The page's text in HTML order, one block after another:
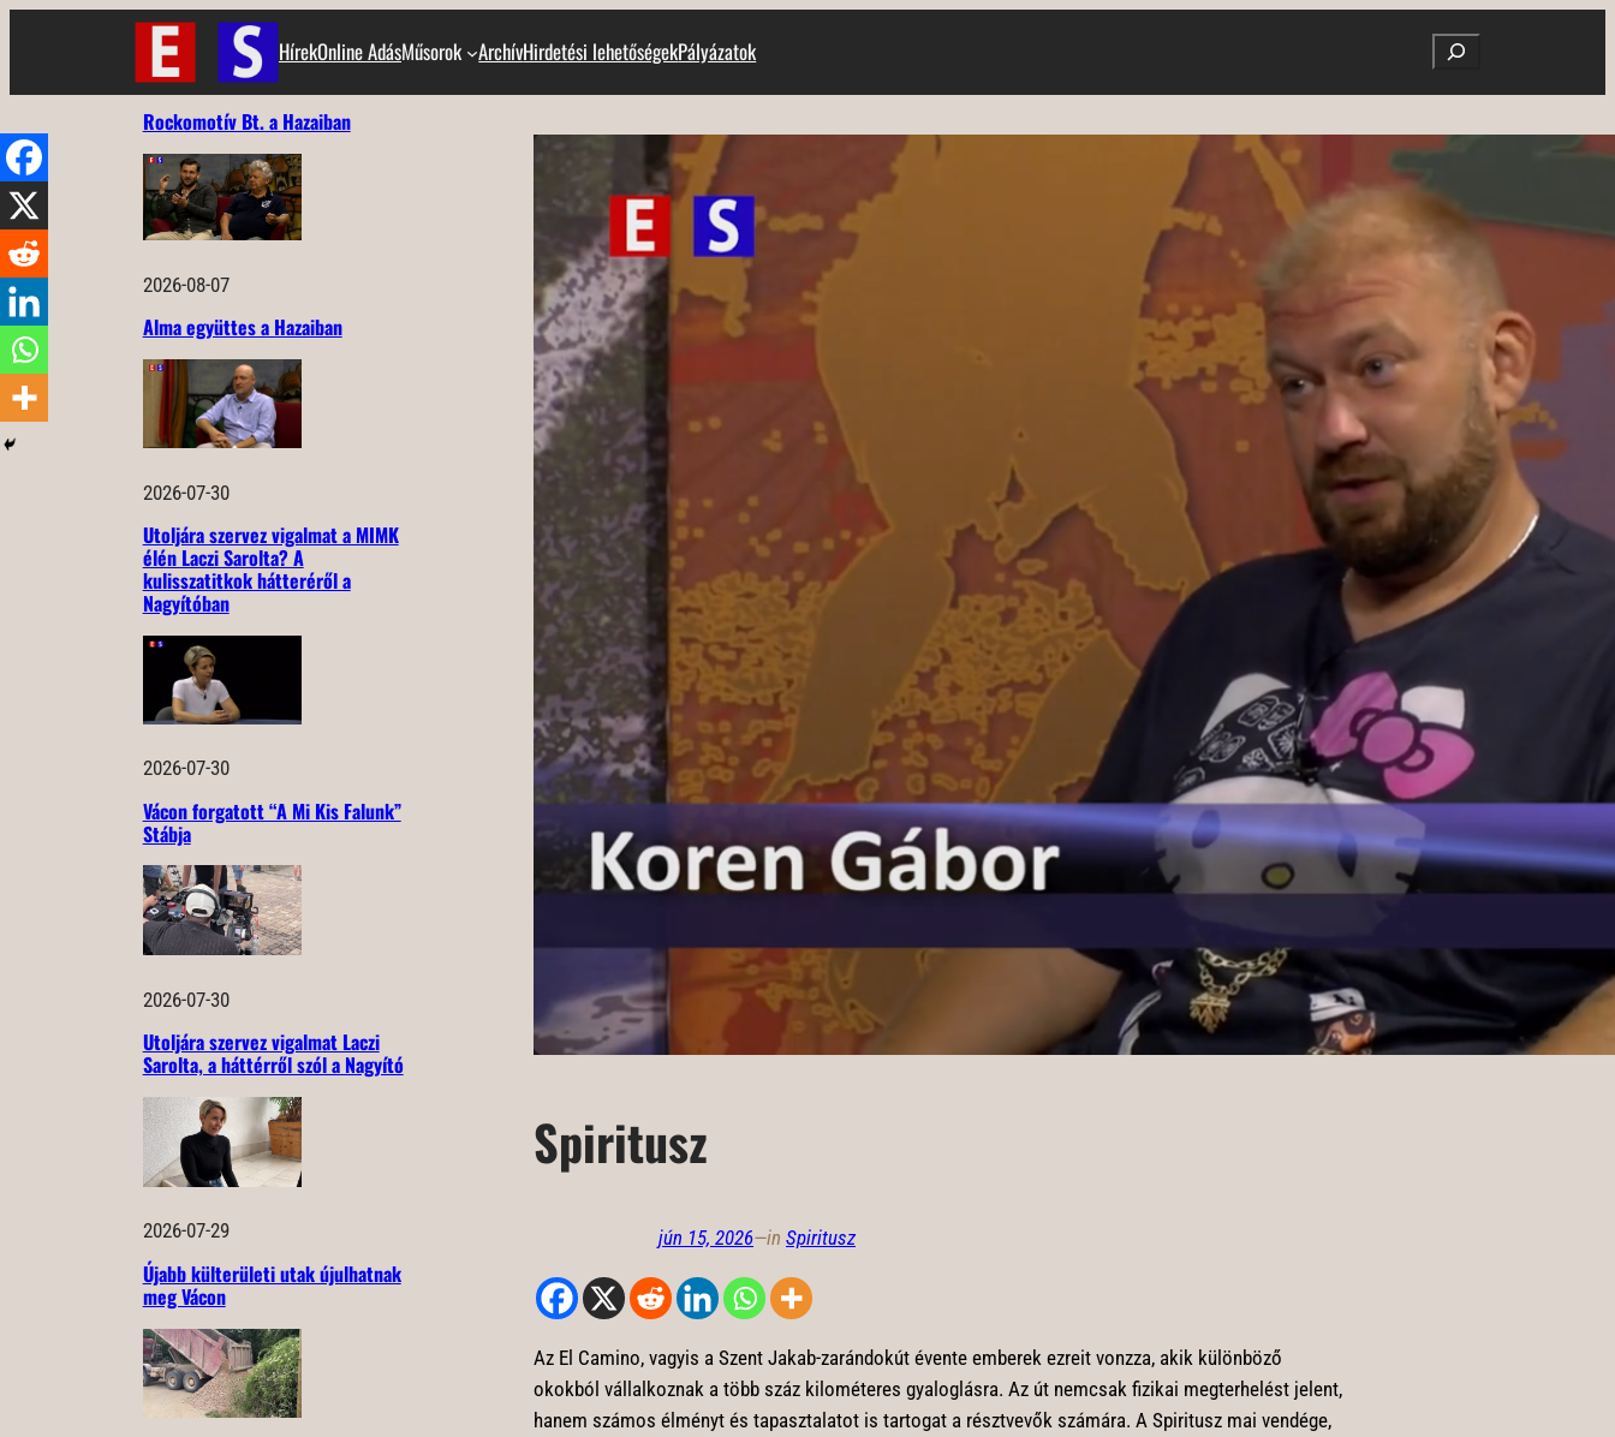
HírekOnline AdásMűsorok ArchívHirdetési lehetőségekPályázatok Search
Rockomotív Bt. a Hazaiban
2026-08-07
Alma együttes a Hazaiban
2026-07-30
Utoljára szervez vigalmat a MIMK
élén Laczi Sarolta? A
kulisszatitkok hátteréről a
Nagyítóban
2026-07-30
Vácon forgatott “A Mi Kis Falunk”
Stábja
2026-07-30
Utoljára szervez vigalmat Laczi
Sarolta, a háttérről szól a Nagyító
2026-07-29
Újabb külterületi utak újulhatnak
meg Vácon
Spiritusz
jún 15, 2026—in Spiritusz
Az El Camino, vagyis a Szent Jakab-zarándokút évente emberek ezreit vonzza, akik különböző
okokból vállalkoznak a több száz kilométeres gyaloglásra. Az út nemcsak fizikai megterhelést jelent,
hanem számos élményt és tapasztalatot is tartogat a résztvevők számára. A Spiritusz mai vendége,